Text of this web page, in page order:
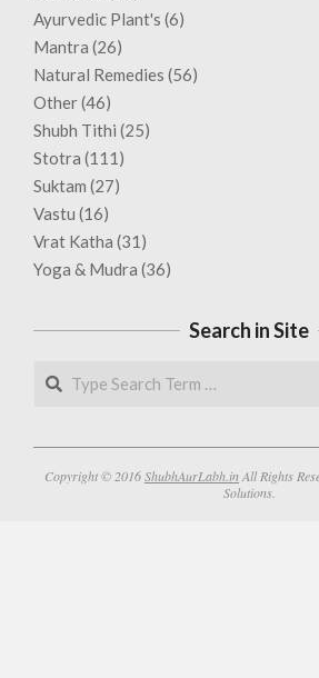
Ayurvedic Plant's (6)
Mantra (26)
Natural Remedies (56)
Other(46)
Shubh Tithi (25)
Stotra (111)
Suktam (27)
Vastu (16)
Vrat Katha (31)
Yoga & Mudra (36)
Search in Site
Search
Copyright © 2016ShubhAurLabh.in All Rights
Solutions.